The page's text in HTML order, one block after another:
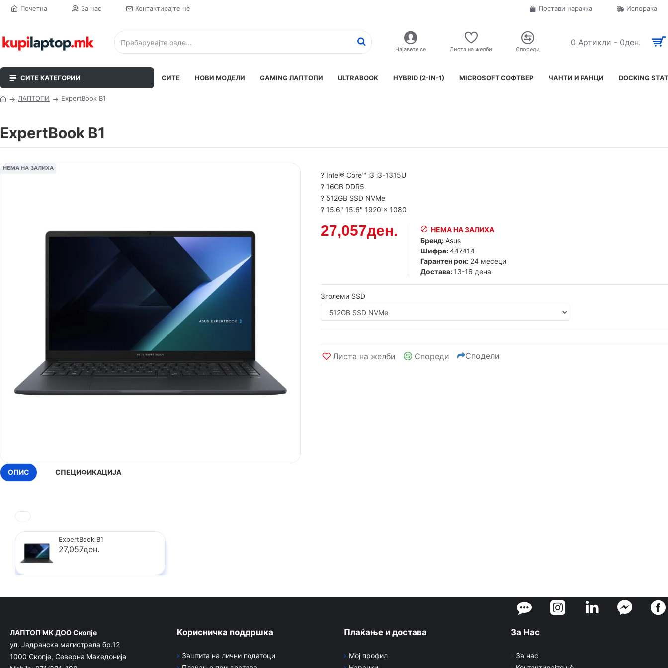
Почетна За нас Контактирајте нè Постави нарачка Испорака
Најавете се Листа на желби Спореди
0 Артикли - 0ден.
СИТЕ КАТЕГОРИИ СИТЕ НОВИ МОДЕЛИ GAMING ЛАПТОПИ ULTRABOOK HYBRID (2-IN-1) MICROSOFT СОФТВЕР ЧАНТИ И РАНЦИ DOCKING
ЛАПТОПИ ExpertBook B1
ExpertBook B1
НЕМА НА ЗАЛИХА
? Intel® Core™ i3 i3-1315U
? 16GB DDR5
? 512GB SSD NVMe
? 15.6" 15.6" 1920 x 1080
27,057ден.
НЕМА НА ЗАЛИХА
Бренд: Asus
Шифра:447414
Гарантен рок: 24 месеци
Достава: 13-16 дена
Зголеми SSD
Листа на желби Спореди Сподели
ОПИС СПЕЦИФИКАЦИЈА
ExpertBook B1
27,057ден.
ЛАПТОП МК ДОО Скопје
ул. Јадранска магистрала бр.12
1000 Скопје, Северна Македонија
Корисничка поддршка
Заштита на лични податоци
Плаќање и достава
Мој профил
За Нас
За нас